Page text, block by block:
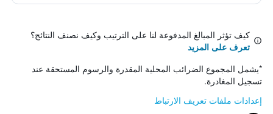
كيف تؤثر المبالغ المدفوعة لنا على الترتيب وكيف نصنف النتائج؟
تعرف على المزيد
*يشمل المجموع الضرائب المحلية المقدرة والرسوم المستحقة عند
تسجيل المغادرة.
إعدادات ملفات تعريف الارتباط